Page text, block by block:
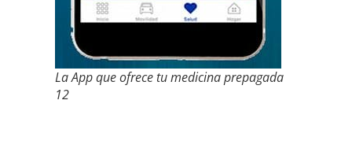
La App que ofrece tu medicina prepagada
12